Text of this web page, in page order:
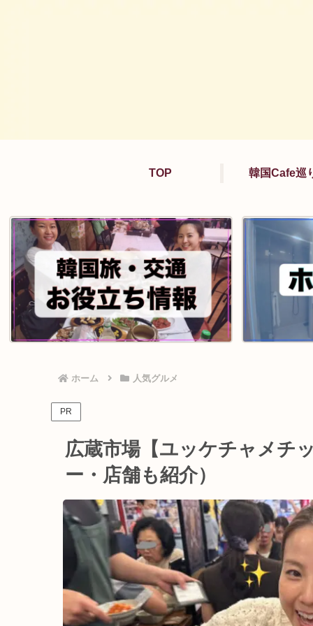
TOP 韓国Cafe巡
ホーム 人気グルメ
PR
広蔵市場【ユッケチャメチ
ー・店舗も紹介）